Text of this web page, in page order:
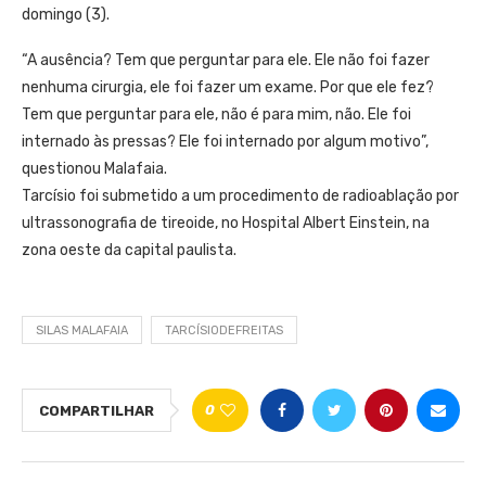
domingo (3).
“A ausência? Tem que perguntar para ele. Ele não foi fazer
nenhuma cirurgia, ele foi fazer um exame. Por que ele fez?
Tem que perguntar para ele, não é para mim, não. Ele foi
internado às pressas? Ele foi internado por algum motivo”,
questionou Malafaia.
Tarcísio foi submetido a um procedimento de radioablação por
ultrassonografia de tireoide, no Hospital Albert Einstein, na
zona oeste da capital paulista.
SILAS MALAFAIA TARCÍSIODEFREITAS
COMPARTILHAR 0